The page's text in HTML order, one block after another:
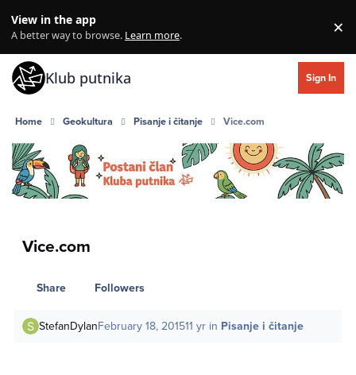
View in the app
A better way to browse. Learn more. ×
Klub putnika Sign In
Home Geokultura Pisanje i čitanje Vice.com
Vice.com
Share Followers
StefanDylanFebruary 18, 201511 yr in Pisanje i čitanje